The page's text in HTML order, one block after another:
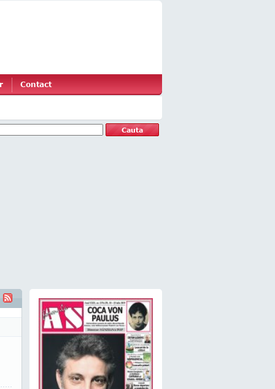
Contact
avem cu lumea?